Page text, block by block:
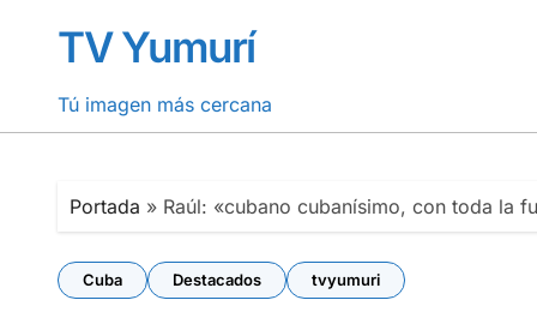
contenidoTV Yumurí
Tú imagen más cercana
Portada » Raúl: «cubano cubanísimo, con toda la
Cuba Destacados tvyumuri